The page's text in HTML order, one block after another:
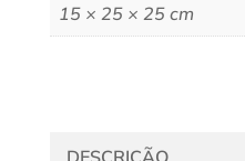
15 × 25 × 25 cm
DESCRIÇÃO